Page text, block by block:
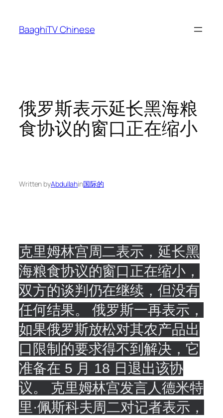
content
BaaghiTV Chinese
俄罗斯表示延长黑海粮
食协议的窗口正在缩小
Written byAbdullahin国际的
克里姆林宫周二表示，延长黑
海粮食协议的窗口正在缩小，
双方的谈判仍在继续，但没有
任何结果。 俄罗斯一再表示，
如果俄罗斯放松对其农产品出
口限制的要求得不到解决，它
准备在 5 月 18 日退出该协
议。 克里姆林宫发言人德米特
里·佩斯科夫周二对记者表示，